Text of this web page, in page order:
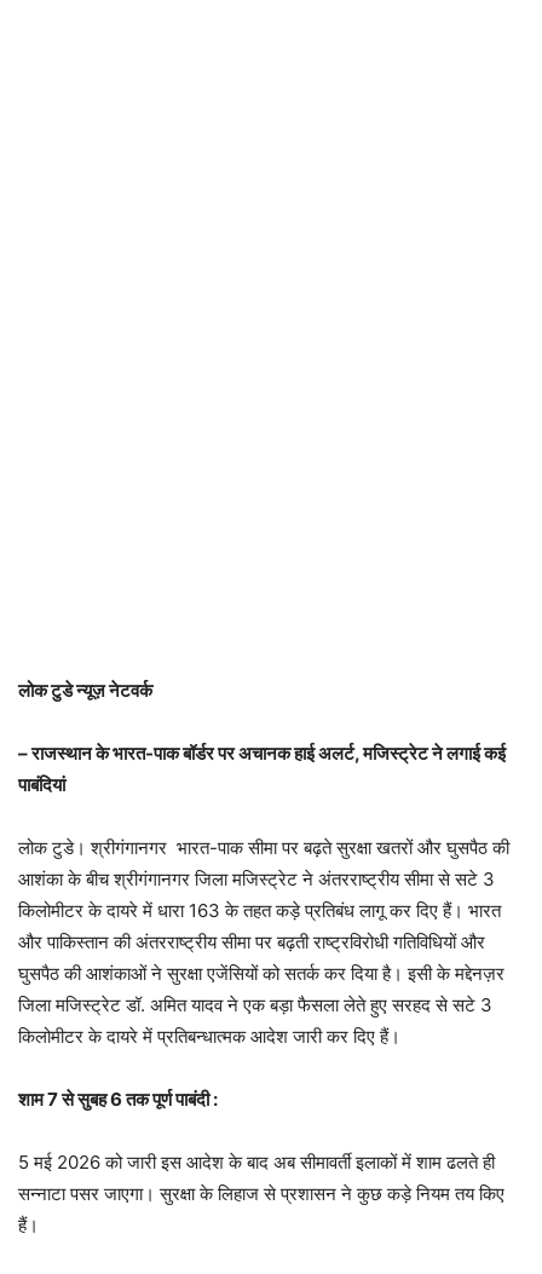
लोक टुडे न्यूज़ नेटवर्क
– राजस्थान के भारत-पाक बॉर्डर पर अचानक हाई अलर्ट, मजिस्ट्रेट ने लगाई कई
पाबंदियां
लोक टुडे। श्रीगंगानगर भारत-पाक सीमा पर बढ़ते सुरक्षा खतरों और घुसपैठ की
आशंका के बीच श्रीगंगानगर जिला मजिस्ट्रेट ने अंतरराष्ट्रीय सीमा से सटे 3
किलोमीटर के दायरे में धारा 163 के तहत कड़े प्रतिबंध लागू कर दिए हैं। भारत
और पाकिस्तान की अंतरराष्ट्रीय सीमा पर बढ़ती राष्ट्रविरोधी गतिविधियों और
घुसपैठ की आशंकाओं ने सुरक्षा एजेंसियों को सतर्क कर दिया है। इसी के मद्देनज़र
जिला मजिस्ट्रेट डॉ. अमित यादव ने एक बड़ा फैसला लेते हुए सरहद से सटे 3
किलोमीटर के दायरे में प्रतिबन्धात्मक आदेश जारी कर दिए हैं।
शाम 7 से सुबह 6 तक पूर्ण पाबंदी :
5 मई 2026 को जारी इस आदेश के बाद अब सीमावर्ती इलाकों में शाम ढलते ही
सन्नाटा पसर जाएगा। सुरक्षा के लिहाज से प्रशासन ने कुछ कड़े नियम तय किए
हैं।